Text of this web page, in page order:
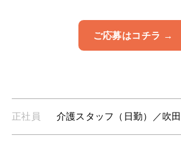
ご応募はコチラ →
正社員 介護スタッフ（日勤）／吹